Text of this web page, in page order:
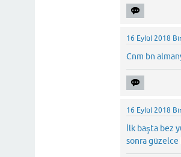
16 Eylül 2018
Cnm bn
16 Eylül 2018
İlk başta bez
sonra güzelce